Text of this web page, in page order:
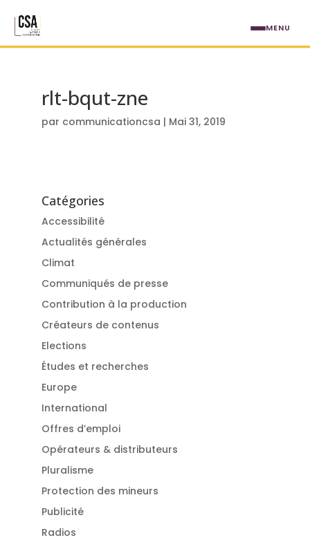
rlt-bqut-zne
par communicationcsa | Mai 31, 2019
Catégories
Accessibilité
Actualités générales
Climat
Communiqués de presse
Contribution à la production
Créateurs de contenus
Elections
Études et recherches
Europe
International
Offres d’emploi
Opérateurs & distributeurs
Pluralisme
Protection des mineurs
Publicité
Radios
MENU